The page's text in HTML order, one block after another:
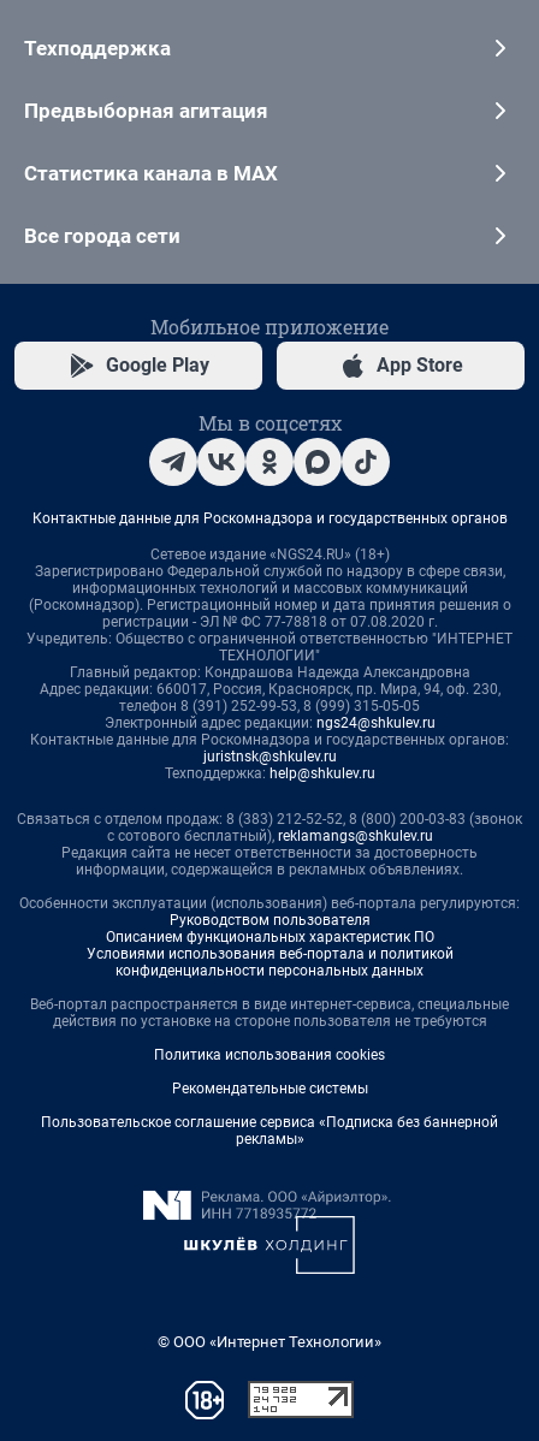
Техподдержка
Предвыборная агитация
Статистика канала в MAX
Все города сети
Мобильное приложение
Google Play App Store
Мы в соцсетях
Контактные данные для Роскомнадзора и государственных органов
Сетевое издание «NGS24.RU» (18+)
Зарегистрировано Федеральной службой по надзору в сфере связи,
информационных технологий и массовых коммуникаций
(Роскомнадзор). Регистрационный номер и дата принятия решения о
регистрации - ЭЛ № ФС 77-78818 от 07.08.2020 г.
Учредитель: Общество с ограниченной ответственностью "ИНТЕРНЕТ
ТЕХНОЛОГИИ"
Главный редактор: Кондрашова Надежда Александровна
Адрес редакции: 660017, Россия, Красноярск, пр. Мира, 94, оф. 230,
телефон 8 (391) 252-99-53, 8 (999) 315-05-05
Электронный адрес редакции: ngs24@shkulev.ru
Контактные данные для Роскомнадзора и государственных органов:
juristnsk@shkulev.ru
Техподдержка: help@shkulev.ru
Связаться с отделом продаж: 8 (383) 212-52-52, 8 (800) 200-03-83 (звонок
с сотового бесплатный), reklamangs@shkulev.ru
Редакция сайта не несет ответственности за достоверность
информации, содержащейся в рекламных объявлениях.
Особенности эксплуатации (использования) веб-портала регулируются:
Руководством пользователя
Описанием функциональных характеристик ПО
Условиями использования веб-портала и политикой
конфиденциальности персональных данных
Веб-портал распространяется в виде интернет-сервиса, специальные
действия по установке на стороне пользователя не требуются
Политика использования cookies
Рекомендательные системы
Пользовательское соглашение сервиса «Подписка без баннерной
рекламы»
© ООО «Интернет Технологии»